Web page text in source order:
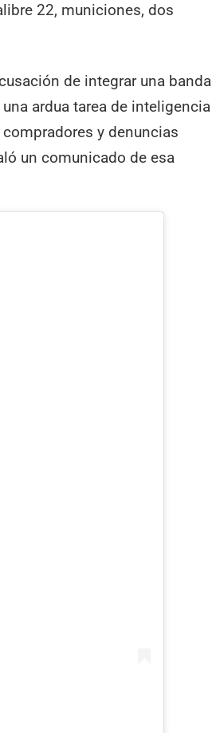
22, municiones, dos
de integrar una banda
ardua tarea de inteligencia
y denuncias
un comunicado de esa